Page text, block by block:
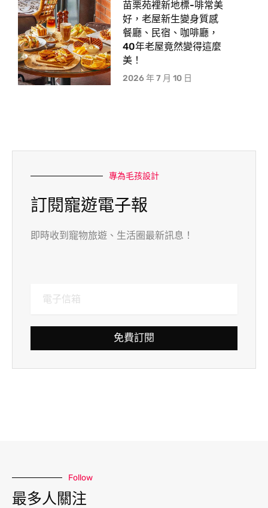
苗栗苑裡新地標-啡常美
好，老屋新生變身質感
餐廳、民宿、咖啡廳，
40年老屋竟然變得這麼
美！
2026 年 7 月 10 日
專為毛孩設計
訂閱寵遊電子報
即時收到寵物旅遊、生活圈最新訊息！
免費訂閱
Follow
最多人關注